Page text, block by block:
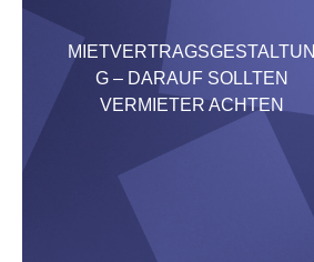
MIETVERTRAGSGESTALTUN
G – DARAUF SOLLTEN
VERMIETER ACHTEN